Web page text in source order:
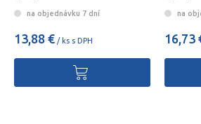
na objednávku 7 dní
13,88 € / ks s DPH
na
16,73